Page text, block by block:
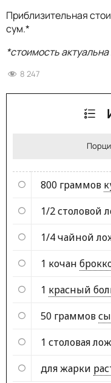
Приблизительная
сум.*
*стоимость
8 247
800 граммов
1/2 столовой
1/4 чайной
1 кочан
1 красный
50 граммов
1 столовая
для жарки